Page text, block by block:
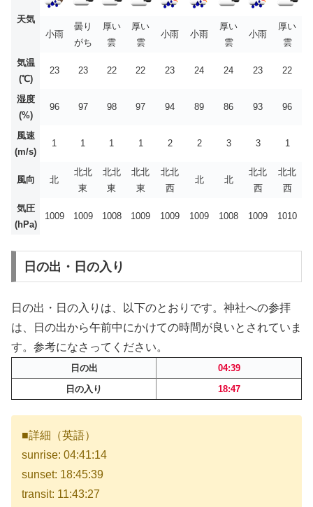
天気
小雨
曇り
がち
厚い
雲
厚い
雲
小雨 小雨
厚い
雲
小雨
厚い
雲
気温
(℃)
23 23 22 22 23 24 24 23 22
湿度
(%)
96 97 98 97 94 89 86 93 96
風速
(m/s)
1 1 1 1 2 2 3 3 1
風向 北
北北
東
北北
東
北北
東
北北
西
北 北
北北
西
北北
西
気圧
(hPa)
1009 1009 1008 1009 1009 1009 1008 1009 1010
日の出・日の入り
日の出・日の入りは、以下のとおりです。神社への参拝
は、日の出から午前中にかけての時間が良いとされていま
す。参考になさってください。
日の出
04:39
日の入り
18:47
■詳細（英語）
sunrise: 04:41:14
sunset: 18:45:39
transit: 11:43:27